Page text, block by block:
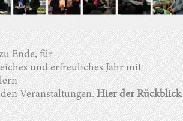
Ende, für
und erfreuliches Jahr mit
Veranstaltungen.Hier der Rückblick